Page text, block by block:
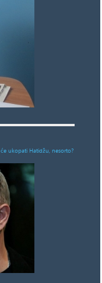
ukopati Hatidžu, nesorto?